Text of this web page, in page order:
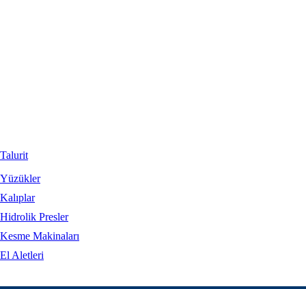
Talurit
Yüzükler
Kalıplar
Hidrolik Presler
Kesme Makinaları
El Aletleri